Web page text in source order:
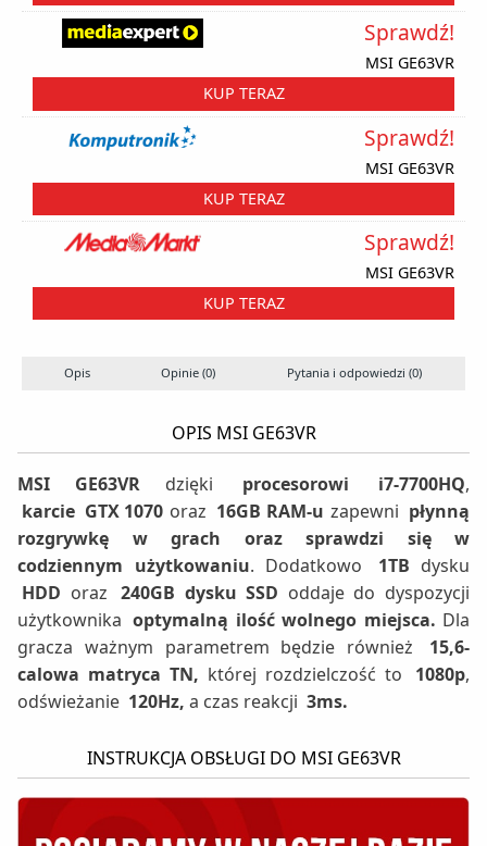
MSI GE63VR
Sprawdź!
KUP TERAZ
MSI GE63VR
Sprawdź!
KUP TERAZ
MSI GE63VR
Sprawdź!
KUP TERAZ
Opis Opinie (0) Pytania i odpowiedzi (0)
OPIS MSI GE63VR
MSI GE63VR dzięki procesorowi i7-7700HQ,
karcie GTX 1070 oraz 16GB RAM-u zapewni płynną
rozgrywkę w grach oraz sprawdzi się w
codziennym użytkowaniu. Dodatkowo 1TB dysku
HDD oraz 240GB dysku SSD oddaje do dyspozycji
użytkownika optymalną ilość wolnego miejsca. Dla
gracza ważnym parametrem będzie również
15,6-
calowa matryca TN, której rozdzielczość to 1080p,
odświeżanie 120Hz, a czas reakcji 3ms.
INSTRUKCJA OBSŁUGI DO MSI GE63VR